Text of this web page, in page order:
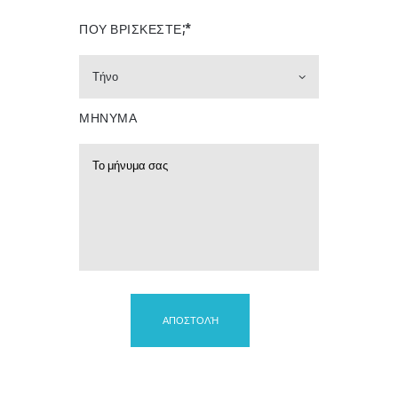
ΠΟΥ ΒΡΙΣΚΕΣΤΕ;*
ΜΗΝΥΜΑ